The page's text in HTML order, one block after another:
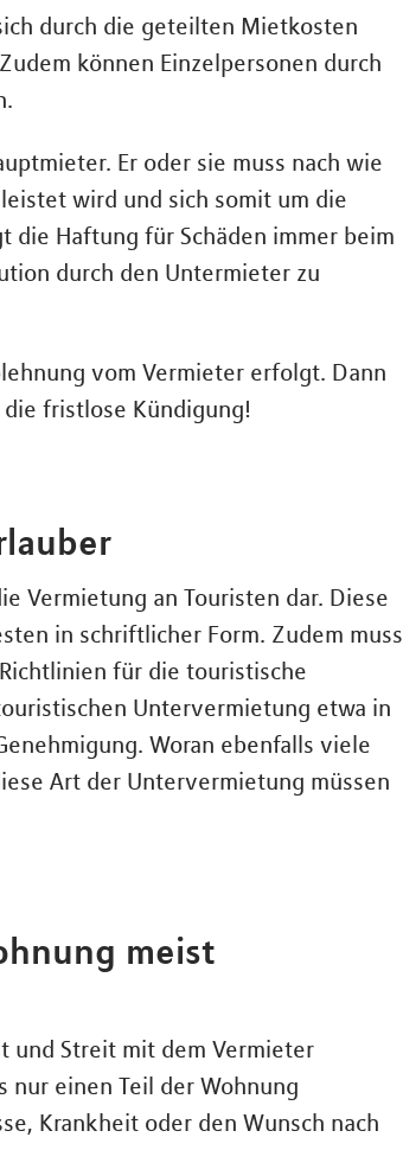
durch die geteilten Mietkosten
können Einzelpersonen durch
Er oder sie muss nach wie
wird und sich somit um die
die Haftung für Schäden immer beim
durch den Untermieter zu
vom Vermieter erfolgt. Dann
fristlose Kündigung!
Vermietung an Touristen dar. Diese
in schriftlicher Form. Zudem muss
für die touristische
Untervermietung etwa in
Woran ebenfalls viele
Art der Untervermietung müssen
meist
und Streit mit dem Vermieter
einen Teil der Wohnung
Krankheit oder den Wunsch nach